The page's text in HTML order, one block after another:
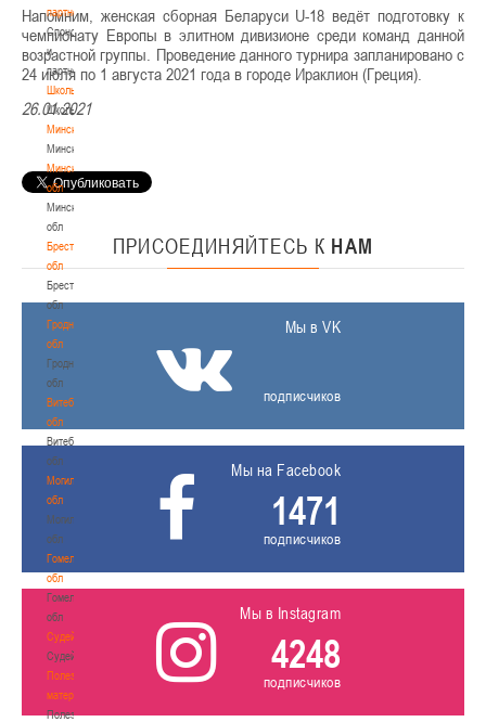
партнеры
Спонсоры
и
партнеры
Школы
Школы
Минск
Минск
Минская
обл
Минская
обл
Брестская
обл
Брестская
обл
Гродненская
обл
Гродненская
обл
Витебская
обл
Витебская
обл
Могилевская
обл
Могилевская
обл
Гомельская
обл
Гомельская
обл
Судейство
Судейство
Полезные
материалы
Полезные
Напомним, женская сборная Беларуси U-18 ведёт подготовку к
чемпионату Европы в элитном дивизионе среди команд данной
возрастной группы. Проведение данного турнира запланировано с
24 июля по 1 августа 2021 года в городе Ираклион (Греция).
26.01.2021
ПРИСОЕДИНЯЙТЕСЬ К НАМ
Мы в VK
подписчиков
Мы на Facebook
1471
подписчиков
Мы в Instagram
4248
подписчиков